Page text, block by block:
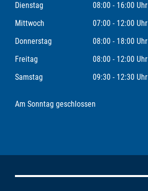
Dienstag
08:00 - 16:00 Uhr
Mittwoch
07:00 - 12:00 Uhr
Donnerstag
08:00 - 18:00 Uhr
Freitag
08:00 - 12:00 Uhr
Samstag
09:30 - 12:30 Uhr
Am Sonntag geschlossen